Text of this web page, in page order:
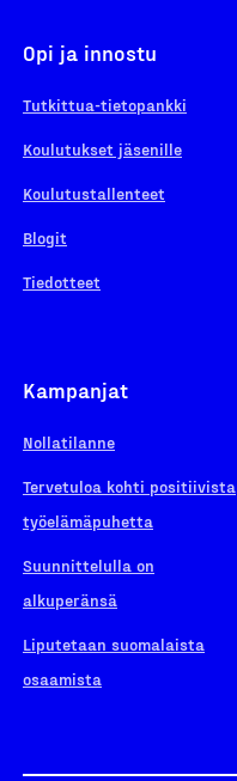
Opi ja innostu
Tutkittua-tietopankki
Koulutukset jäsenille
Koulutustallenteet
Blogit
Tiedotteet
Kampanjat
Nollatilanne
Tervetuloa kohti positiivista
työelämäpuhetta
Suunnittelulla on
alkuperänsä
Liputetaan suomalaista
osaamista